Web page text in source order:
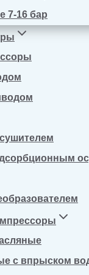
7-16 бар
с впрыском